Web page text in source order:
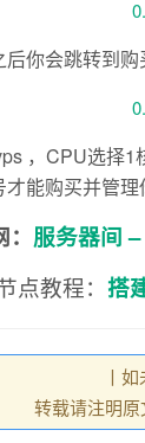
你会跳转到购
，CPU选择
能购买并管
服务器间
点教程： 搭
丨
转载请注明原